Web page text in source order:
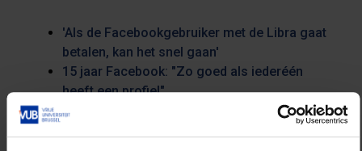
'Als de Facebookgebruiker met de Libra gaat
betalen, kan het snel gaan'
15 jaar Facebook: "Zo goed als iederéén
heeft een profiel"
'Je kunt nooit helemaal ontkomen aan de